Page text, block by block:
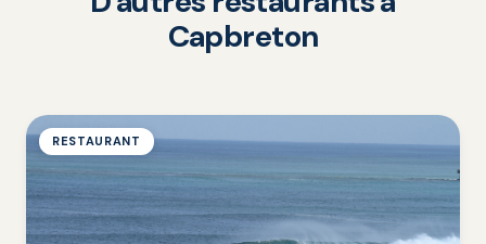
Capbreton
RESTAURANT